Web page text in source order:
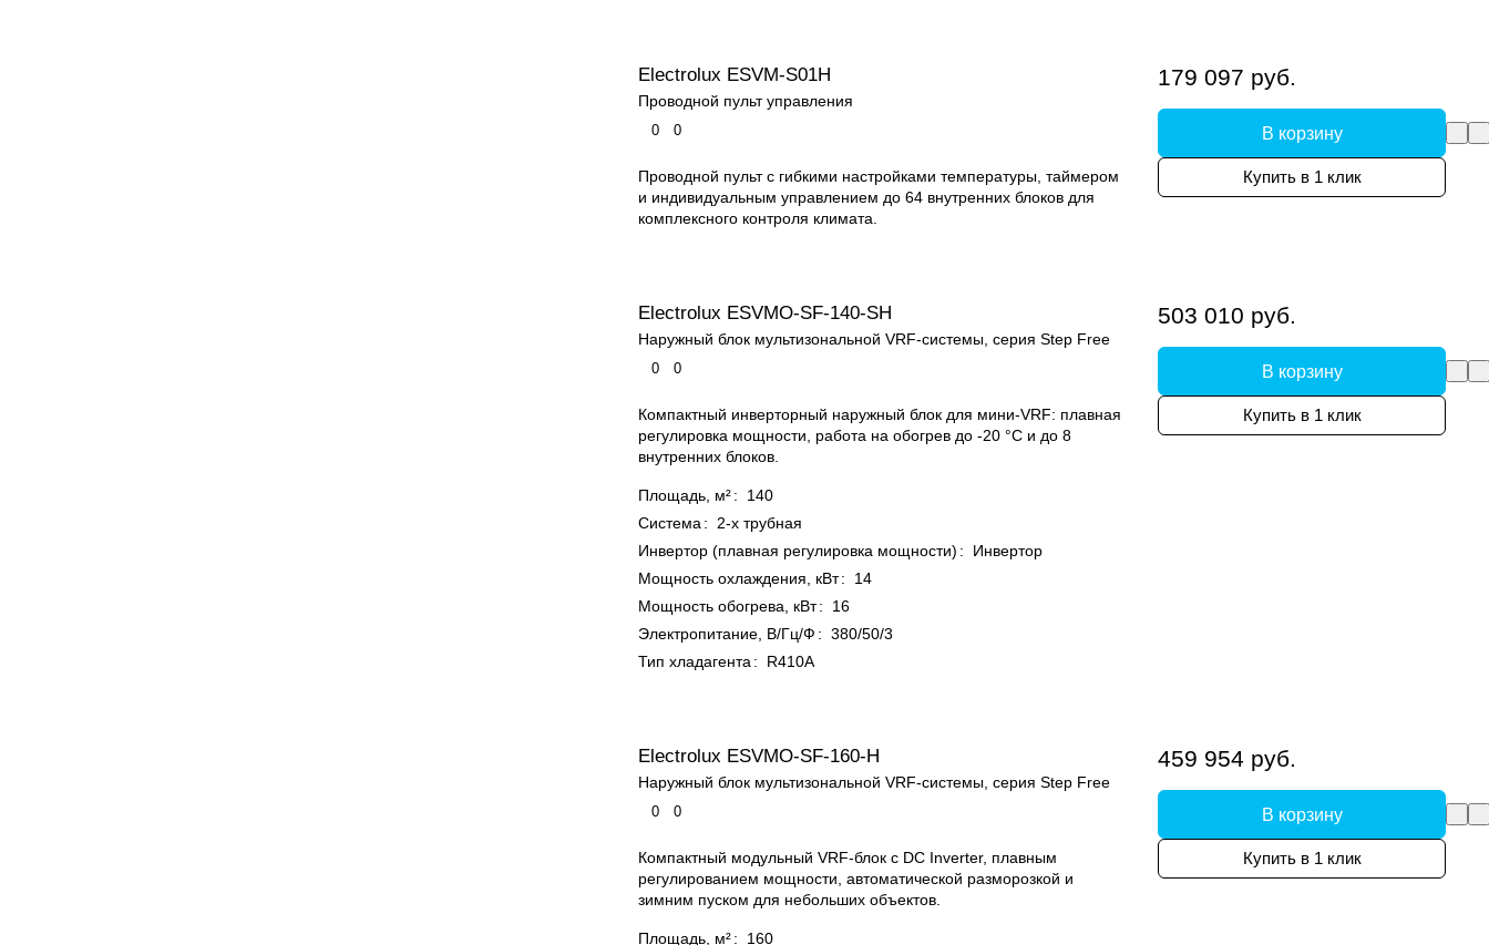
Electrolux ESVM-S01H
Проводной пульт управления
0 0
Проводной пульт с гибкими настройками температуры, таймером
и индивидуальным управлением до 64 внутренних блоков для
комплексного контроля климата.
179 097 руб.
В корзину
Купить в 1 клик
Electrolux ESVMO-SF-140-SH
Наружный блок мультизональной VRF-системы, серия Step Free
0 0
Компактный инверторный наружный блок для мини-VRF: плавная
регулировка мощности, работа на обогрев до -20 °C и до 8
внутренних блоков.
Площадь, м²:
140
Система :
2-х трубная
Инвертор (плавная регулировка мощности) :
Инвертор
Мощность охлаждения, кВт:
14
Мощность обогрева, кВт:
16
Электропитание, В/Гц/Ф : 380/50/3
Тип хладагента : R410A
503 010 руб.
В корзину
Купить в 1 клик
Electrolux ESVMO-SF-160-H
Наружный блок мультизональной VRF-системы, серия Step Free
0 0
Компактный модульный VRF-блок с DC Inverter, плавным
регулированием мощности, автоматической разморозкой и
зимним пуском для небольших объектов.
Площадь, м²: 160
459 954 руб.
В корзину
Купить в 1 клик